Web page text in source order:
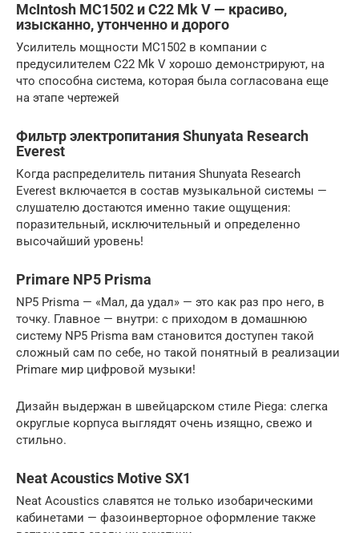
McIntosh MC1502 и C22 Mk V — красиво,
изысканно, утонченно и дорого
Усилитель мощности MC1502 в компании с
предусилителем C22 Mk V хорошо демонстрируют, на
что способна система, которая была согласована еще
на этапе чертежей
Фильтр электропитания Shunyata Research
Everest
Когда распределитель питания Shunyata Research
Everest включается в состав музыкальной системы —
слушателю достаются именно такие ощущения:
поразительный, исключительный и определенно
высочайший уровень!
Primare NP5 Prisma
NP5 Prisma — «Мал, да удал» — это как раз про него, в
точку. Главное — внутри: с приходом в домашнюю
систему NP5 Prisma вам становится доступен такой
сложный сам по себе, но такой понятный в реализации
Primare мир цифровой музыки!
Дизайн выдержан в швейцарском стиле Piega: слегка
округлые корпуса выглядят очень изящно, свежо и
стильно.
Neat Acoustics Motive SX1
Neat Acoustics славятся не только изобарическими
кабинетами — фазоинверторное оформление также